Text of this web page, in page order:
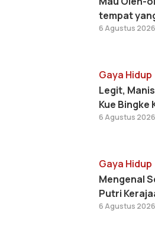
tempat
6 Agustus 2026
Gaya Hidup
Legit,
Kue Bingke
6 Agustus 2026
Gaya Hidup
Mengenal
Putri
6 Agustus 2026